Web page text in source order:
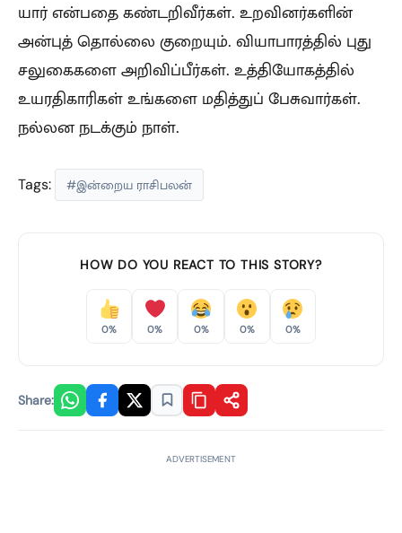
யார் என்பதை கண்டறிவீர்கள். உறவினர்களின்
அன்புத் தொல்லை குறையும். வியாபாரத்தில் புது
சலுகைகளை அறிவிப்பீர்கள். உத்தியோகத்தில்
உயரதிகாரிகள் உங்களை மதித்துப் பேசுவார்கள்.
நல்லன நடக்கும் நாள்.
Tags: #இன்றைய ராசிபலன்
HOW DO YOU REACT TO THIS STORY?
0% 0% 0% 0% 0%
Share:
ADVERTISEMENT